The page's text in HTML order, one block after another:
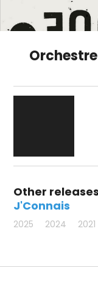
Other
J'Connais
2025 2024 2021